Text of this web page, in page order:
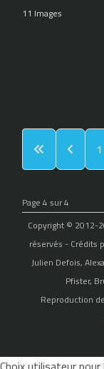
11 Images
1
Page 4 sur 4
Copyright © 2012-
réservés - Crédits
Julien Defois,
Pfister,
Reproduction